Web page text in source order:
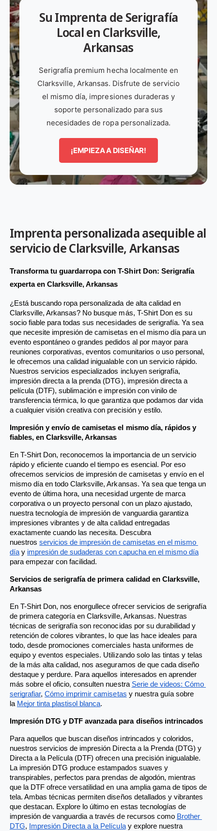
i
p
o
d
e
p
r
o
d
c
t
o
t
r
a
t
i
e
n
d
a
o
c
a
l
s
c
r
e
e
n
p
r
i
n
g
o
r
w
i
t
h
s
a
m
e
-
d
a
y
s
e
r
v
i
c
e
o
c
a
l
s
c
r
e
e
n
p
r
i
n
g
o
r
w
i
t
h
s
a
m
e
-
d
a
y
s
e
r
v
i
c
e
Su Imprenta de Serigrafía
Local en Clarksville,
Arkansas
Serigrafía premium hecha localmente en
Clarksville, Arkansas. Disfrute de servicio
el mismo día, impresiones duraderas y
soporte personalizado para sus
necesidades de ropa personalizada.
¡EMPIEZA A DISEÑAR!
Imprenta personalizada asequible al
servicio de Clarksville, Arkansas
Transforma tu guardarropa con T-Shirt Don: Serigrafía
experta en Clarksville, Arkansas
¿Está buscando ropa personalizada de alta calidad en
Clarksville, Arkansas? No busque más, T-Shirt Don es su
socio fiable para todas sus necesidades de serigrafía. Ya sea
que necesite impresión de camisetas en el mismo día para un
evento espontáneo o grandes pedidos al por mayor para
reuniones corporativas, eventos comunitarios o uso personal,
le ofrecemos una calidad inigualable con un servicio rápido.
Nuestros servicios especializados incluyen serigrafía,
impresión directa a la prenda (DTG), impresión directa a
película (DTF), sublimación e impresión con vinilo de
transferencia térmica, lo que garantiza que podamos dar vida
a cualquier visión creativa con precisión y estilo.
Impresión y envío de camisetas el mismo día, rápidos y
fiables, en Clarksville, Arkansas
En T-Shirt Don, reconocemos la importancia de un servicio
rápido y eficiente cuando el tiempo es esencial. Por eso
ofrecemos servicios de impresión de camisetas y envío en el
mismo día en todo Clarksville, Arkansas. Ya sea que tenga un
evento de última hora, una necesidad urgente de marca
corporativa o un proyecto personal con un plazo ajustado,
nuestra tecnología de impresión de vanguardia garantiza
impresiones vibrantes y de alta calidad entregadas
exactamente cuando las necesita. Descubra
nuestros servicios de impresión de camisetas en el mismo
día y impresión de sudaderas con capucha en el mismo día
para empezar con facilidad.
Servicios de serigrafía de primera calidad en Clarksville,
Arkansas
En T-Shirt Don, nos enorgullece ofrecer servicios de serigrafía
de primera categoría en Clarksville, Arkansas. Nuestras
técnicas de serigrafía son reconocidas por su durabilidad y
retención de colores vibrantes, lo que las hace ideales para
todo, desde promociones comerciales hasta uniformes de
equipo y eventos especiales. Utilizando solo las tintas y telas
de la más alta calidad, nos aseguramos de que cada diseño
destaque y perdure. Para aquellos interesados en aprender
más sobre el oficio, consulten nuestra Serie de videos: Cómo
serigrafiar, Cómo imprimir camisetas y nuestra guía sobre
la Mejor tinta plastisol blanca.
Impresión DTG y DTF avanzada para diseños intrincados
Para aquellos que buscan diseños intrincados y coloridos,
nuestros servicios de impresión Directa a la Prenda (DTG) y
Directa a la Película (DTF) ofrecen una precisión inigualable.
La impresión DTG produce estampados suaves y
transpirables, perfectos para prendas de algodón, mientras
que la DTF ofrece versatilidad en una amplia gama de tipos de
tela. Ambas técnicas permiten diseños detallados y vibrantes
que destacan. Explore lo último en estas tecnologías de
impresión de vanguardia a través de recursos como Brother
DTG, Impresión Directa a la Película y explore nuestra